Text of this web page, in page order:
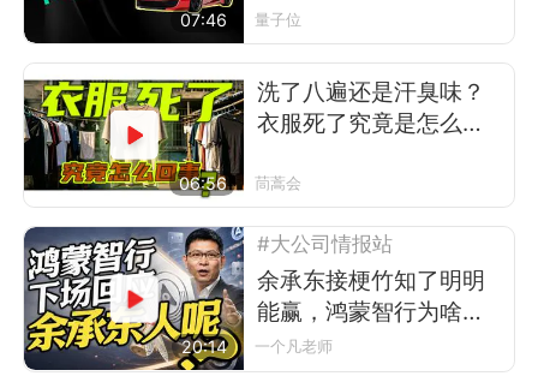
07:46 量子位
06:56
洗了八遍还是汗臭味？
衣服死了究竟是怎么回
茼蒿会
20:14
#大公司情报站
余承东接梗竹知了明明
能赢，鸿蒙智行为啥不
让？
一个凡老师